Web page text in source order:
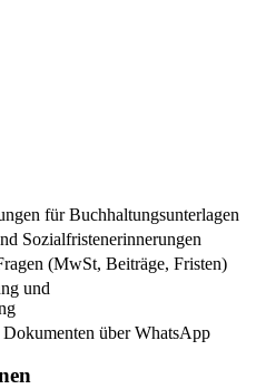
für Buchhaltungsunterlagen
Sozialfristenerinnerungen
(MwSt, Beiträge, Fristen)
und
Dokumenten über WhatsApp